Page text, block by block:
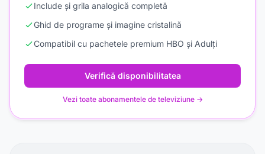
Include și grila analogică completă
Ghid de programe și imagine cristalină
Compatibil cu pachetele premium HBO și Adulți
Verifică disponibilitatea
Vezi toate abonamentele de televiziune →